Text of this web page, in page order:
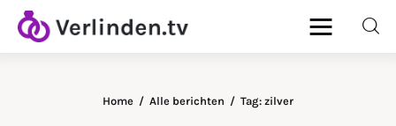
Home Alle berichten Tag: zilver